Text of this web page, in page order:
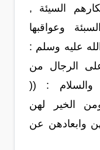
السيئة ,
وعواقبها
عليه وسلم :
الرجال من
والسلام : ((
الخير لهن
وابعادهن عن